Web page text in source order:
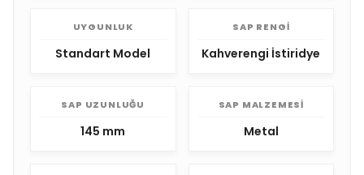
UYGUNLUK
Standart Model
SAP RENGI
Kahverengi İstiridye
SAP UZUNLUĞU
145 mm
SAP MALZEMESI
Metal